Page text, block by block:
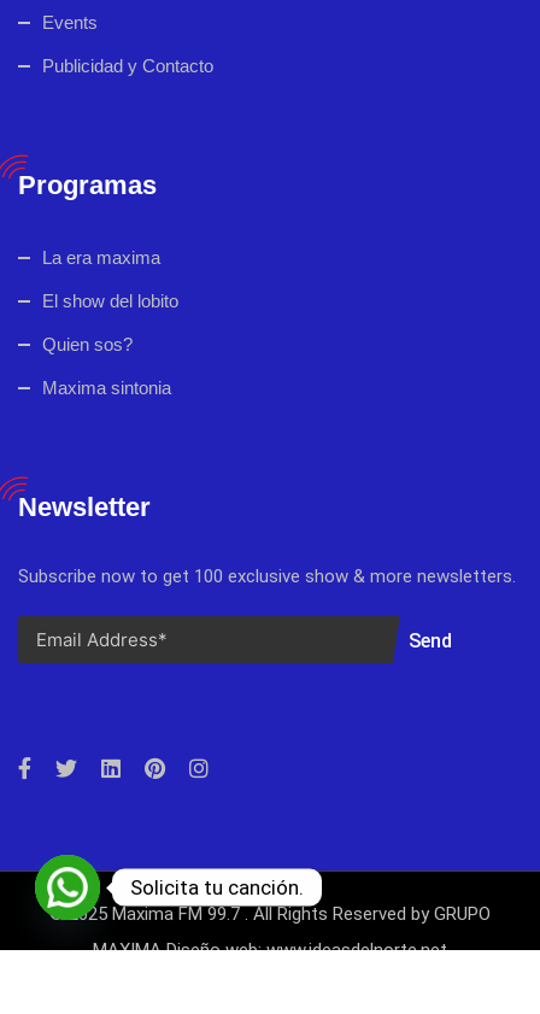
Events
Publicidad y Contacto
Programas
La era maxima
El show del lobito
Quien sos?
Maxima sintonia
Newsletter
Subscribe now to get 100 exclusive show & more newsletters.
Send
© 2025 Maxima FM 99.7 . All Rights Reserved by GRUPO
MAXIMA Diseño web: www.ideasdelnorte.net
Solicita tu canción.